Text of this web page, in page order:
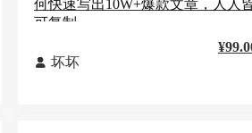
何快速写出10W+爆款文章，人人
可复制
 坏坏